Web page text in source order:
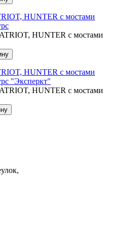
HUNTER с мостами
HUNTER с мостами
"Эксперкт"